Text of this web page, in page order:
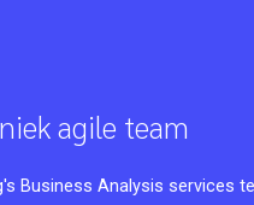
agile team
Business Analysis services